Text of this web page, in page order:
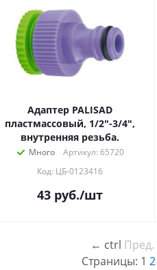
Адаптер PALISAD
пластмассовый, 1/2"-3/4",
внутренняя резьба.
Много
Артикул: 65720
Код: ЦБ-0123416
43руб./шт
← ctrl Пред.
Страницы: 1 2